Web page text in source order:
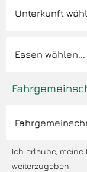
Ich erlaube,
weiterzugeben.